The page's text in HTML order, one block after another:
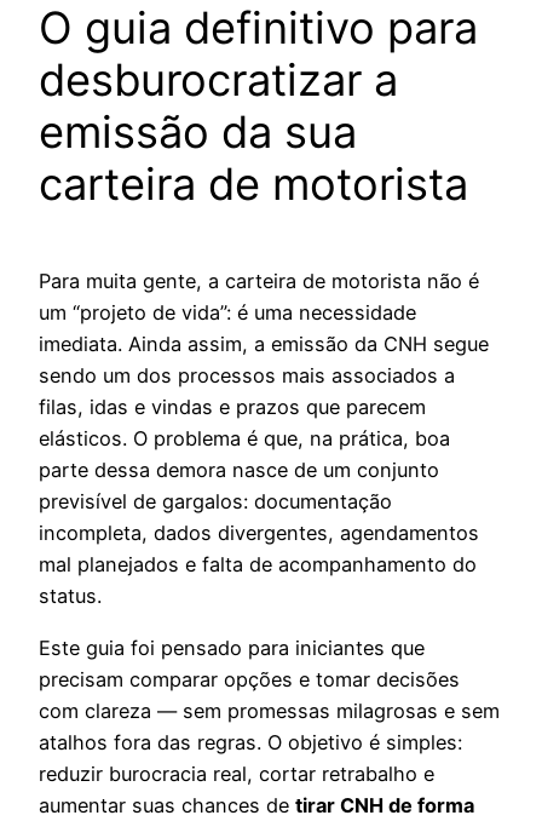
O guia definitivo para
desburocratizar a
emissão da sua
carteira de motorista
Para muita gente, a carteira de motorista não é
um “projeto de vida”: é uma necessidade
imediata. Ainda assim, a emissão da CNH segue
sendo um dos processos mais associados a
filas, idas e vindas e prazos que parecem
elásticos. O problema é que, na prática, boa
parte dessa demora nasce de um conjunto
previsível de gargalos: documentação
incompleta, dados divergentes, agendamentos
mal planejados e falta de acompanhamento do
status.
Este guia foi pensado para iniciantes que
precisam comparar opções e tomar decisões
com clareza — sem promessas milagrosas e sem
atalhos fora das regras. O objetivo é simples:
reduzir burocracia real, cortar retrabalho e
aumentar suas chances de tirar CNH de forma